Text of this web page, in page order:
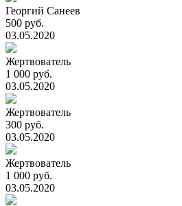
Георгий Санеев
500 руб.
03.05.2020
Жертвователь
1 000 руб.
03.05.2020
Жертвователь
300 руб.
03.05.2020
Жертвователь
1 000 руб.
03.05.2020